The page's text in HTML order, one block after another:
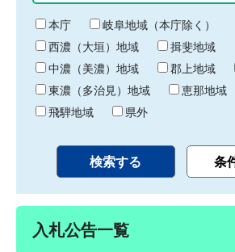
り
終
わ
り
本庁
岐阜地域（本庁除く）
西濃（大垣）地域
揖斐地域
中濃（美濃）地域
郡上地域
東濃（多治見）地域
恵那地域
飛騨地域
県外
入札公告一覧